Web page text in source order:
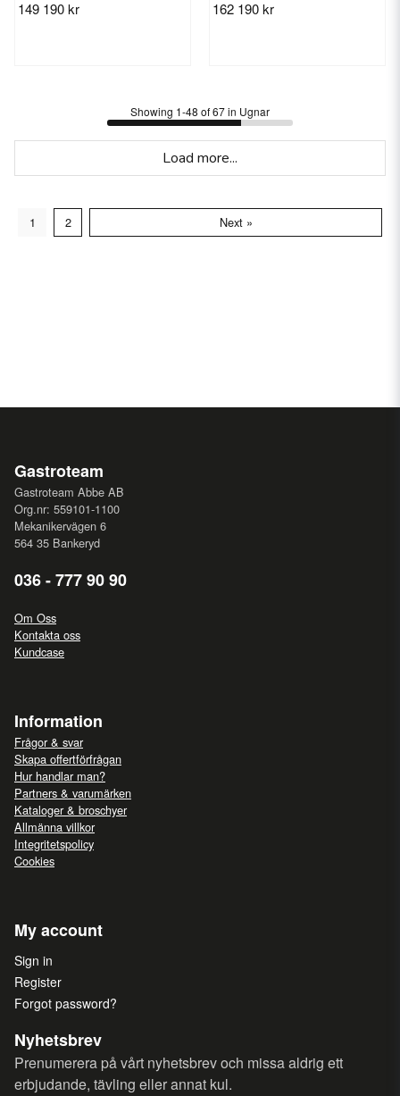
149 190 kr 162 190 kr
Showing 1-48 of 67 in Ugnar
Load more...
1 2 Next »
Gastroteam
Gastroteam Abbe AB
Org.nr: 559101-1100
Mekanikervägen 6
564 35 Bankeryd
036 - 777 90 90
Om Oss
Kontakta oss
Kundcase
Information
Frågor & svar
Skapa offertförfrågan
Hur handlar man?
Partners & varumärken
Kataloger & broschyer
Allmänna villkor
Integritetspolicy
Cookies
My account
Sign in
Register
Forgot password?
Nyhetsbrev
Prenumerera på vårt nyhetsbrev och missa aldrig ett
erbjudande, tävling eller annat kul.